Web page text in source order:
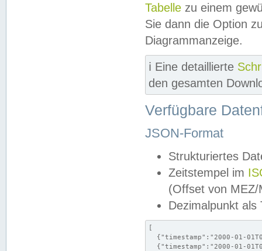
Tabelle zu einem
Sie dann die Option
Diagrammanzeige.
ℹ️ Eine detaillierte
den gesamten
Verfügbare
JSON-Format
Strukturiertes
Zeitstempel im
(Offset von MEZ/
Dezimalpunkt als
[
{"timestamp":"2000-01-
{"timestamp":"2000-01-